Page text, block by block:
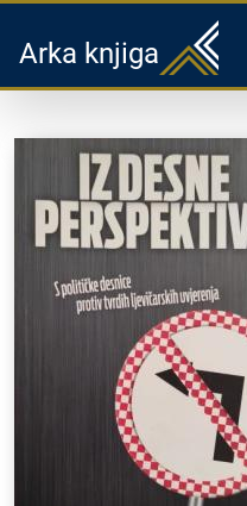
Arka knjiga